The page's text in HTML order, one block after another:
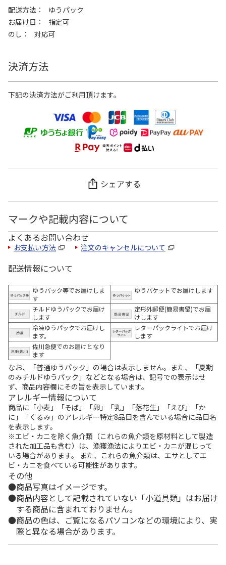
配送方法
ゆうパック
お届け日
指定可
のし
対応可
決済方法
下記の決済方法がご利用頂けます。
シェアする
マークや記載内容について
よくあるお問い合わせ
お支払い方法 注文のキャンセルについて
配送情報について
ゆうパック等でお届けしま
す
ゆうパケットでお届けします
チルドゆうパックでお届け
します
定形外郵便(簡易書留)でお届
けします
冷凍ゆうパックでお届けし
ます。
レターパックライトでお届け
します
佐川急便でのお届けとなり
ます
なお、「普通ゆうパック」の場合は表示しません。また、「夏期
のみチルドゆうパック」などとなる場合は、記号での表示はせ
ず、商品内容欄にその旨を表示しています。
アレルギー情報について
商品に「小麦」「そば」「卵」「乳」「落花生」「えび」「か
に」「くるみ」のアレルギー特定8品目を含んでいる場合に品目名
を表示します。
※エビ・カニを除く魚介類（これらの魚介類を原材料として製造
された加工品も含む）は、漁獲漁法によりエビ・カニが混じって
いる場合があります。 また、これらの魚介類は、エサとしてエ
ビ・カニを食べている可能性があります。
その他
商品写真はイメージです。
商品内容として記載されていない「小道具類」はお届け
する商品に含まれておりません。
商品の色は、ご覧になるパソコンなどの環境により、実
際と異なる場合があります。